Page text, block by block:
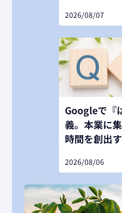
2026/08/07
Googleで『
義。本業に
時間を創出
2026/08/06